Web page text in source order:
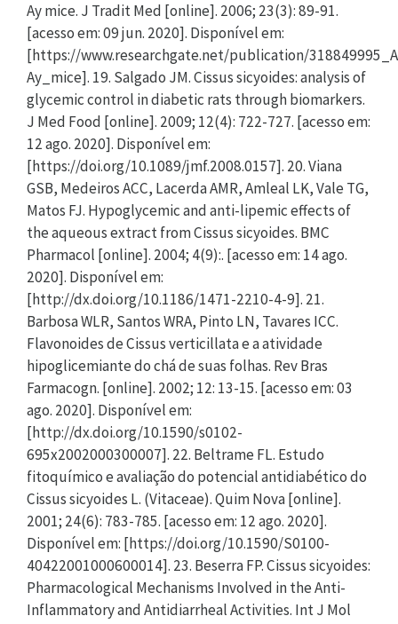
Ay mice. J Tradit Med [online]. 2006; 23(3): 89-91.
[acesso em: 09 jun. 2020]. Disponível em:
[https://www.researchgate.net/publication/
Ay_mice]. 19. Salgado JM. Cissus sicyoides: analysis of
glycemic control in diabetic rats through biomarkers.
J Med Food [online]. 2009; 12(4): 722-727. [acesso em:
12 ago. 2020]. Disponível em:
[https://doi.org/10.1089/jmf.2008.0157]. 20. Viana
GSB, Medeiros ACC, Lacerda AMR, Amleal LK, Vale TG,
Matos FJ. Hypoglycemic and anti-lipemic effects of
the aqueous extract from Cissus sicyoides. BMC
Pharmacol [online]. 2004; 4(9):. [acesso em: 14 ago.
2020]. Disponível em:
[http://dx.doi.org/10.1186/1471-2210-4-9]. 21.
Barbosa WLR, Santos WRA, Pinto LN, Tavares ICC.
Flavonoides de Cissus verticillata e a atividade
hipoglicemiante do chá de suas folhas. Rev Bras
Farmacogn. [online]. 2002; 12: 13-15. [acesso em: 03
ago. 2020]. Disponível em:
[http://dx.doi.org/10.1590/s0102-
695x2002000300007]. 22. Beltrame FL. Estudo
fitoquímico e avaliação do potencial antidiabético do
Cissus sicyoides L. (Vitaceae). Quim Nova [online].
2001; 24(6): 783-785. [acesso em: 12 ago. 2020].
Disponível em: [https://doi.org/10.1590/S0100-
40422001000600014]. 23. Beserra FP. Cissus sicyoides:
Pharmacological Mechanisms Involved in the Anti-
Inflammatory and Antidiarrheal Activities. Int J Mol